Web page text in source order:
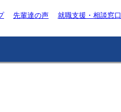
先輩達の声 就職支援・相談窓口